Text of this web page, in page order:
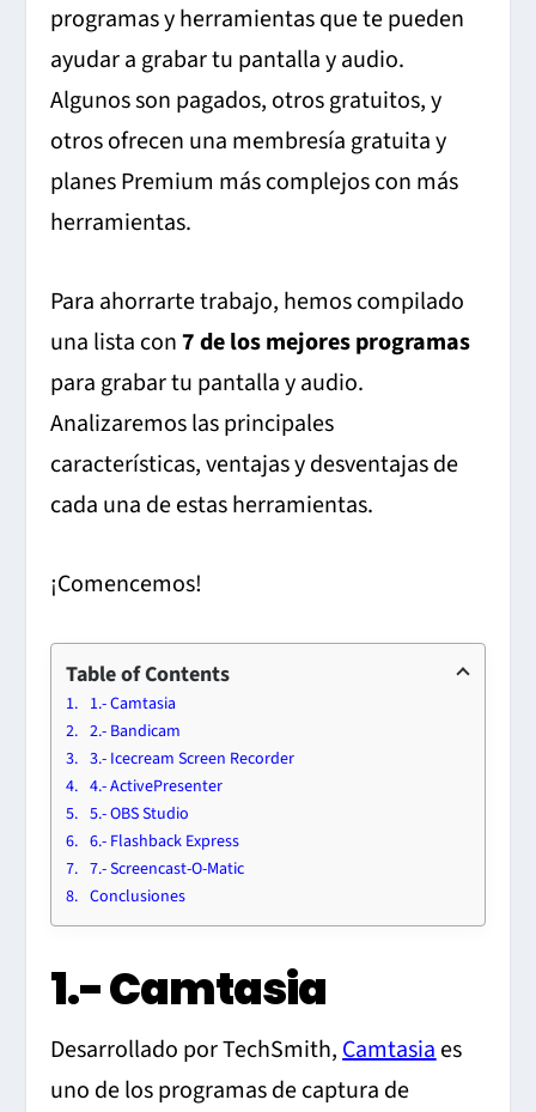
programas y herramientas que te pueden
ayudar a grabar tu pantalla y audio.
Algunos son pagados, otros gratuitos, y
otros ofrecen una membresía gratuita y
planes Premium más complejos con más
herramientas.
Para ahorrarte trabajo, hemos compilado
una lista con7 de los mejores programas
para grabar tu pantalla y audio.
Analizaremos las principales
características, ventajas y desventajas de
cada una de estas herramientas.
¡Comencemos!
Table of Contents
1.- Camtasia
2.- Bandicam
3.- Icecream Screen Recorder
4.- ActivePresenter
5.- OBS Studio
6.- Flashback Express
7.- Screencast-O-Matic
Conclusiones
1.- Camtasia
Desarrollado por TechSmith,Camtasiaes
uno de los programas de captura de